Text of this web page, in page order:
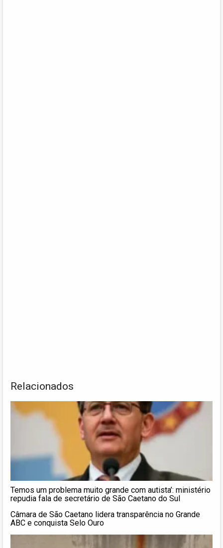
Relacionados
Temos um problema muito grande com autista’: ministério
repudia fala de secretário de São Caetano do Sul
Câmara de São Caetano lidera transparência no Grande
ABC e conquista Selo Ouro